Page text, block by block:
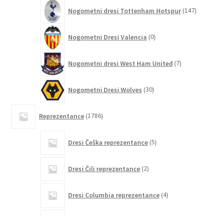
Nogometni dresi Tottenham Hotspur 147
Nogometni Dresi Valencia 0izdelkov
Nogometni dresi West Ham United 7izdelkov
Nogometni Dresi Wolves 30izdelkov
Reprezentance 1786izdelkov
Dresi Češka reprezentance 5izdelkov
Dresi Čili reprezentance 2izdelka
Dresi Columbia reprezentance 4izdelki